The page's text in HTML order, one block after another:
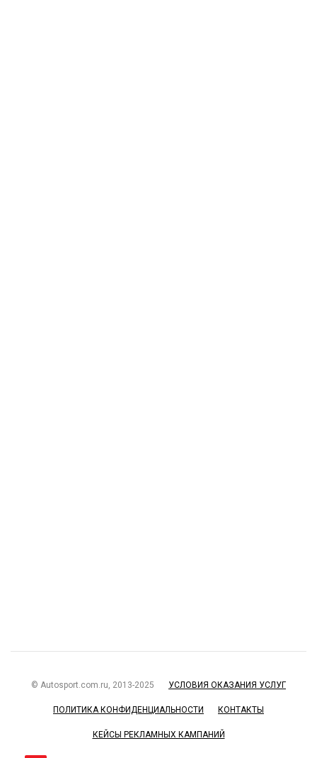
© Autosport.com.ru, 2013-2025 УСЛОВИЯ ОКАЗАНИЯ УСЛУГ
ПОЛИТИКА КОНФИДЕНЦИАЛЬНОСТИ КОНТАКТЫ
КЕЙСЫ РЕКЛАМНЫХ КАМПАНИЙ